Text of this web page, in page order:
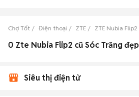
Chợ Tốt Điện thoại ZTE ZTE Nubia Flip2
0 Zte Nubia Flip2 cũ Sóc Trăng đẹp
Siêu thị điện tử